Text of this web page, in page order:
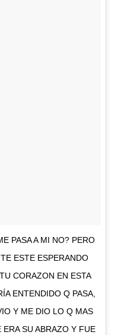
PASA A MI NO? PERO
ESTE ESPERANDO
CORAZON EN ESTA
ENTENDIDO Q PASA,
Y ME DIO LO Q MAS
ERA SU ABRAZO Y FUE